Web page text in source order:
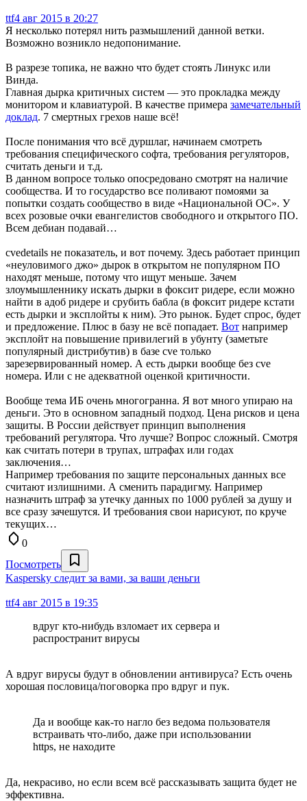
ttf4 авг 2015 в 20:27
Я несколько потерял нить размышлений данной ветки.
Возможно возникло недопонимание.
В разрезе топика, не важно что будет стоять Линукс или
Винда.
Главная дырка критичных систем — это прокладка между
монитором и клавиатурой. В качестве примера замечательный
доклад. 7 смертных грехов наше всё!
После понимания что всё дуршлаг, начинаем смотреть
требования специфического софта, требования регуляторов,
считать деньги и т.д.
В данном вопросе только опосредовано смотрят на наличие
сообщества. И то государство все поливают помоями за
попытки создать сообщество в виде «Национальной ОС». У
всех розовые очки евангелистов свободного и открытого ПО.
Всем дебиан подавай…
cvedetails не показатель, и вот почему. Здесь работает принцип
«неуловимого джо» дырок в открытом не популярном ПО
находят меньше, потому что ищут меньше. Зачем
злоумышленнику искать дырки в фоксит ридере, если можно
найти в адоб ридере и срубить бабла (в фоксит ридере кстати
есть дырки и эксплойты к ним). Это рынок. Будет спрос, будет
и предложение. Плюс в базу не всё попадает. Вот например
эксплойт на повышение привилегий в убунту (заметьте
популярный дистрибутив) в базе cve только
зарезервированный номер. А есть дырки вообще без cve
номера. Или с не адекватной оценкой критичности.
Вообще тема ИБ очень многогранна. Я вот много упираю на
деньги. Это в основном западный подход. Цена рисков и цена
защиты. В России действует принцип выполнения
требований регулятора. Что лучше? Вопрос сложный. Смотря
как считать потери в трупах, штрафах или годах
заключения…
Например требования по защите персональных данных все
считают излишними. А сменить парадигму. Например
назначить штраф за утечку данных по 1000 рублей за душу и
все сразу зачешутся. И требования свои нарисуют, по круче
текущих…
0
Посмотреть
Kaspersky следит за вами, за ваши деньги
ttf4 авг 2015 в 19:35
вдруг кто-нибудь взломает их сервера и
распространит вирусы
А вдруг вирусы будут в обновлении антивируса? Есть очень
хорошая пословица/поговорка про вдруг и пук.
Да и вообще как-то нагло без ведома пользователя
встраивать что-либо, даже при использовании
https, не находите
Да, некрасиво, но если всем всё рассказывать защита будет не
эффективна.